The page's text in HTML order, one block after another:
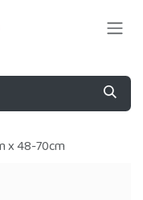
x 48-70cm